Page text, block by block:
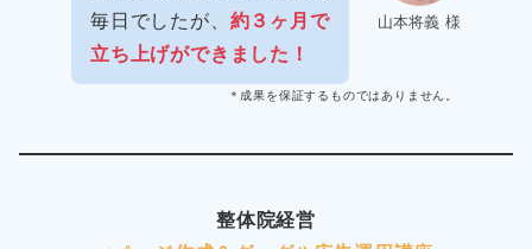
山本将義 様
毎日でしたが、 約３ヶ月で
立ち上げができました！
＊成果を保証するものではありません。
整体院経営